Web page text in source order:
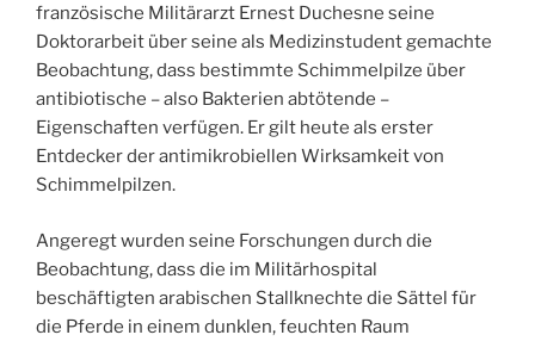
französische Militärarzt Ernest Duchesne seine
Doktorarbeit über seine als Medizinstudent gemachte
Beobachtung, dass bestimmte Schimmelpilze über
antibiotische – also Bakterien abtötende –
Eigenschaften verfügen. Er gilt heute als erster
Entdecker der antimikrobiellen Wirksamkeit von
Schimmelpilzen.
Angeregt wurden seine Forschungen durch die
Beobachtung, dass die im Militärhospital
beschäftigten arabischen Stallknechte die Sättel für
die Pferde in einem dunklen, feuchten Raum